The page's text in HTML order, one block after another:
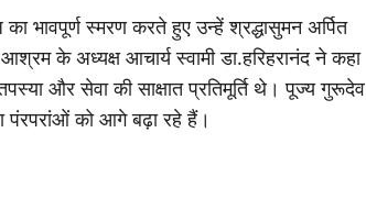
भावपूर्ण स्मरण करते हुए उन्हें श्रद्धासुमन अर्पित
के अध्यक्ष आचार्य स्वामी डा.हरिहरानंद ने कहा
और सेवा की साक्षात प्रतिमूर्ति थे। पूज्य गुरूदेव
पंरपरांओं को आगे बढ़ा रहे हैं।